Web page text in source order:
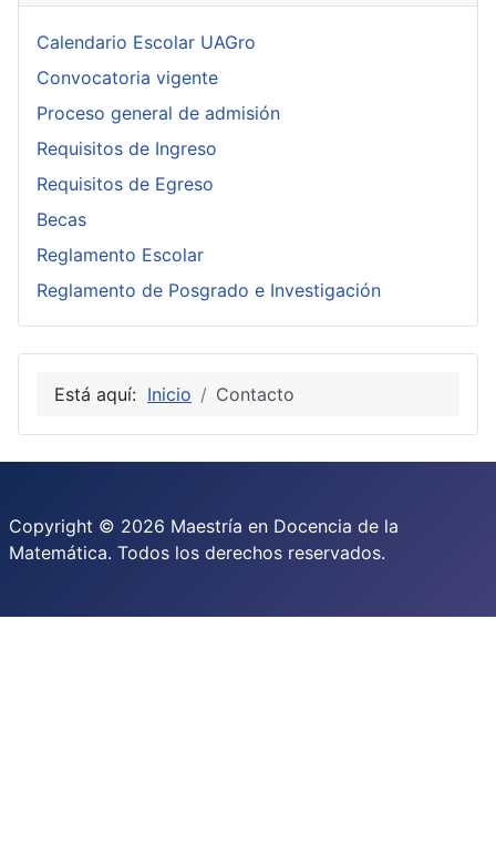
Calendario Escolar UAGro
Convocatoria vigente
Proceso general de admisión
Requisitos de Ingreso
Requisitos de Egreso
Becas
Reglamento Escolar
Reglamento de Posgrado e Investigación
Está aquí: Inicio Contacto
Copyright © 2026 Maestría en Docencia de la
Matemática. Todos los derechos reservados.